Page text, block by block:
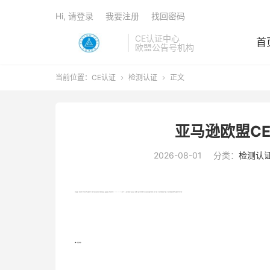
CE认证中心
欧盟公告号机构
首
Hi, 请登录 我要注册 找回密码
当前位置： CE认证  检测认证  正文
亚马逊欧盟
2026-08-01 分类： 检测认